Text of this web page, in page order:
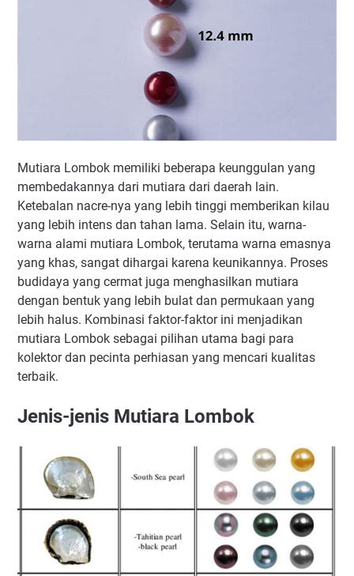
Investasi pada Keindahan dan Nilai
Tren Perhiasan Mutiara Lombok Terkini
Mutiara Lombok memiliki beberapa keunggulan yang
membedakannya dari mutiara dari daerah lain.
Ketebalan nacre-nya yang lebih tinggi memberikan kilau
yang lebih intens dan tahan lama. Selain itu, warna-
warna alami mutiara Lombok, terutama warna emasnya
yang khas, sangat dihargai karena keunikannya. Proses
budidaya yang cermat juga menghasilkan mutiara
dengan bentuk yang lebih bulat dan permukaan yang
lebih halus. Kombinasi faktor-faktor ini menjadikan
mutiara Lombok sebagai pilihan utama bagi para
kolektor dan pecinta perhiasan yang mencari kualitas
terbaik.
Jenis-jenis Mutiara Lombok